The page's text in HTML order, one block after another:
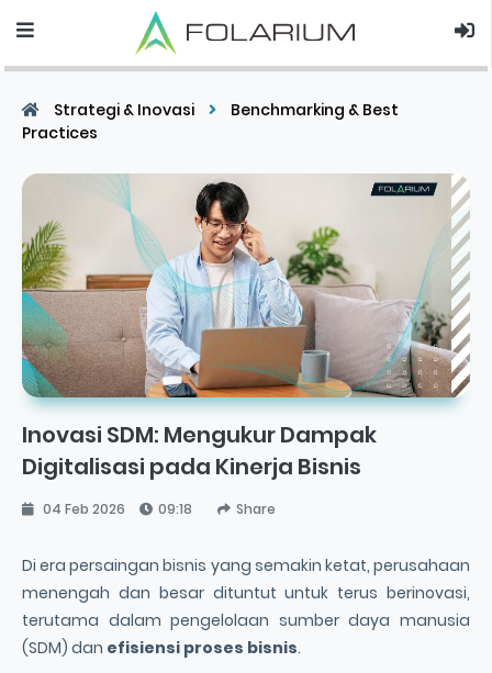
Strategi & Inovasi
Benchmarking & Best
Practices
Inovasi SDM: Mengukur Dampak
Digitalisasi pada Kinerja Bisnis
04 Feb 2026 09:18 Share
Di era persaingan bisnis yang semakin ketat, perusahaan
menengah dan besar dituntut untuk terus berinovasi,
terutama dalam pengelolaan sumber daya manusia
(SDM) dan efisiensi proses bisnis.